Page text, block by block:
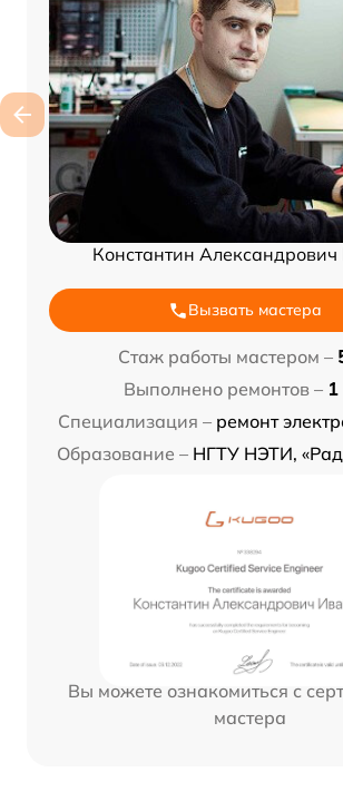
Константин
Вызвать мастера
Стаж работы мастером –
Выполнено ремонтов –
Специализация – ремонт
Образование – НГТУ НЭТИ,
Вы можете ознакомиться с
мастера